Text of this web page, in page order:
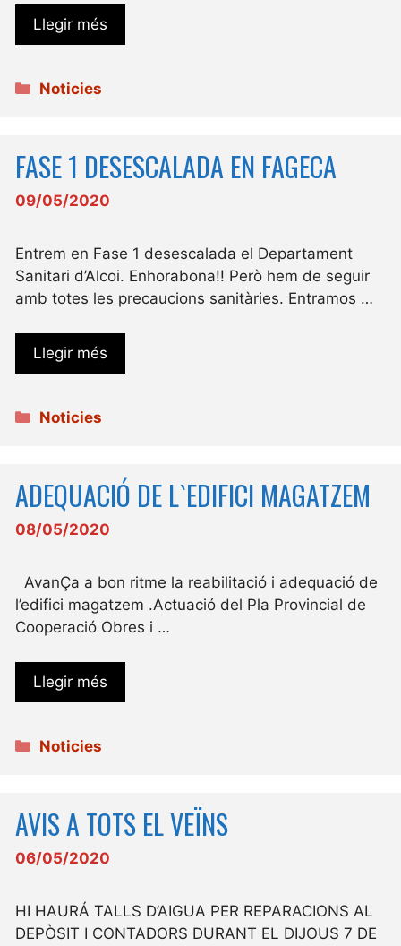
Llegir més
Categories
Noticies
FASE 1 DESESCALADA EN FAGECA
09/05/2020
Entrem en Fase 1 desescalada el Departament
Sanitari d’Alcoi. Enhorabona!! Però hem de seguir
amb totes les precaucions sanitàries. Entramos …
Llegir més
Categories
Noticies
ADEQUACIÓ DE L`EDIFICI MAGATZEM
08/05/2020
AvanÇa a bon ritme la reabilitació i adequació de
l’edifici magatzem .Actuació del Pla Provincial de
Cooperació Obres i …
Llegir més
Categories
Noticies
AVIS A TOTS EL VEÏNS
06/05/2020
HI HAURÁ TALLS D’AIGUA PER REPARACIONS AL
DEPÒSIT I CONTADORS DURANT EL DIJOUS 7 DE